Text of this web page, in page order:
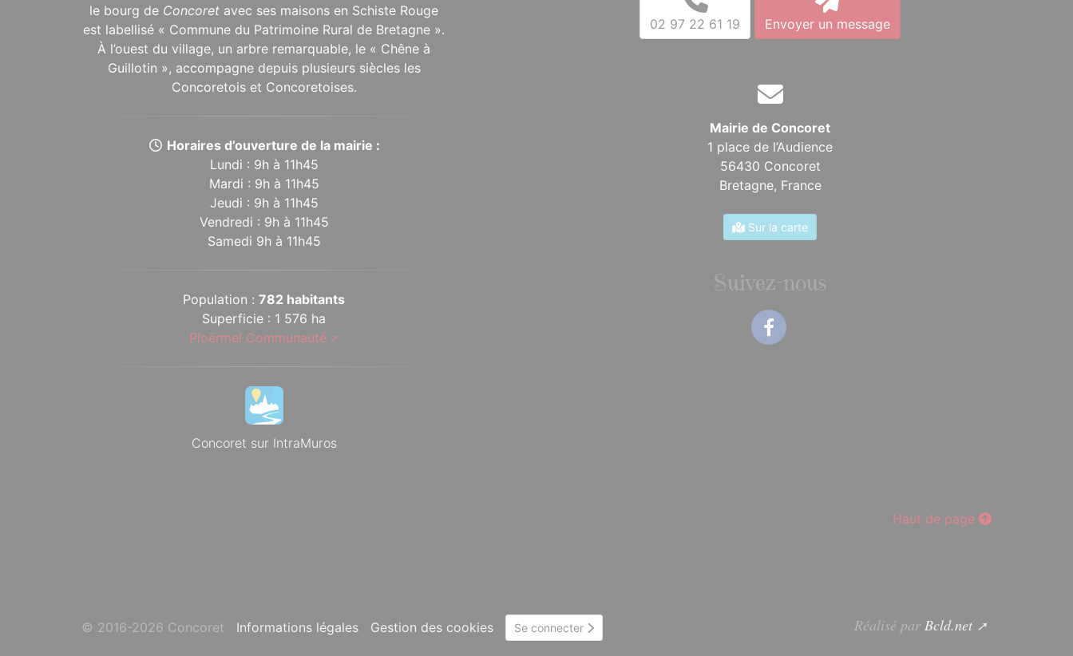
le bourg de Concoret avec ses maisons en Schiste Rouge
est labellisé « Commune du Patrimoine Rural de Bretagne ».
À l’ouest du village, un arbre remarquable, le « Chêne à
Guillotin », accompagne depuis plusieurs siècles les
Concoretois et Concoretoises.
Horaires d’ouverture de la mairie :
Lundi : 9h à 11h45
Mardi : 9h à 11h45
Jeudi : 9h à 11h45
Vendredi : 9h à 11h45
Samedi 9h à 11h45
Population :782 habitants
Superficie : 1 576 ha
Ploërmel Communauté
Concoret sur IntraMuros
02 97 22 61 19 Envoyer un message
Mairie de Concoret
1 place de l’Audience
56430 Concoret
Bretagne, France
Sur la carte
Suivez-nous
Haut de page
© 2016-2026 Concoret Informations légales Gestion des cookies Se connecter Réalisé par Bcld.net